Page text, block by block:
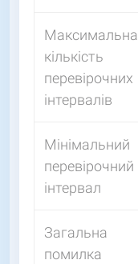
Максимальна
кількість
перевірочних
інтервалів
Мінімальний
перевірочний
інтервал
Загальна
помилка